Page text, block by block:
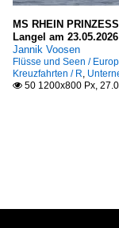
MS RHEIN
Langel am 23.05.2026
Jannik Voosen
Flüsse und Seen /
Kreuzfahrten / R
 50 1200x800 Px,